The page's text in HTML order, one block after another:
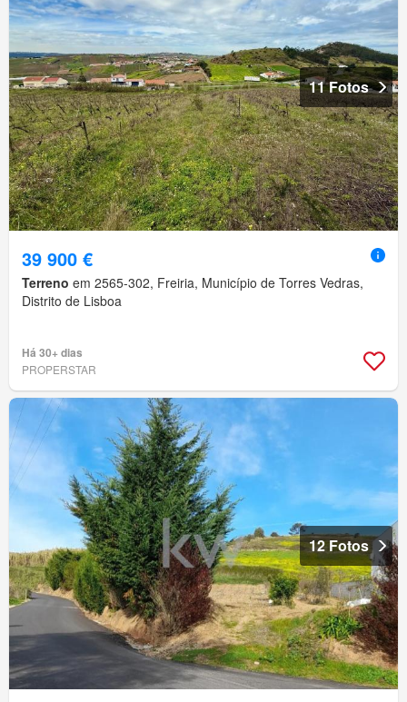
11 Fotos
39 900 €
Terreno em 2565-302, Freiria, Município de Torres Vedras,
Distrito de Lisboa
Há 30+ dias
PROPERSTAR
12 Fotos